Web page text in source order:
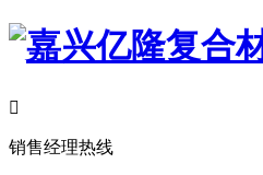

销售经理热线